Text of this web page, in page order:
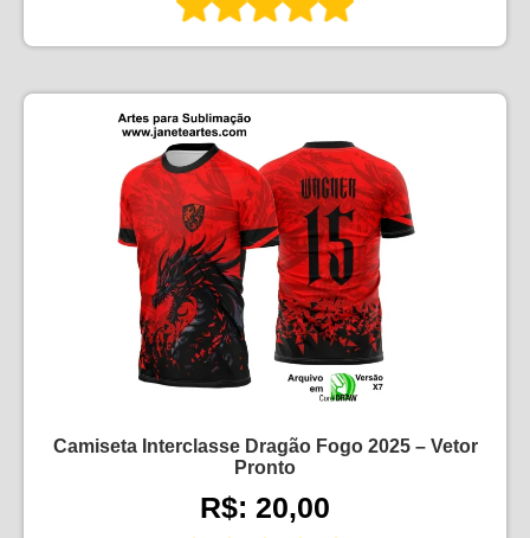
Camiseta Interclasse Dragão Fogo 2025 – Vetor
Pronto
R$: 20,00